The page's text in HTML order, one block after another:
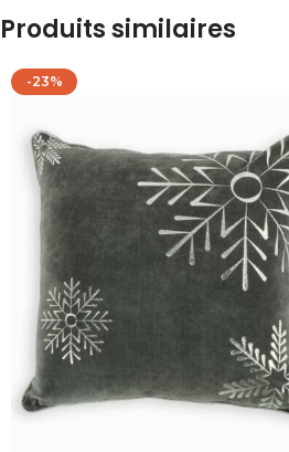
Produits similaires
-23%